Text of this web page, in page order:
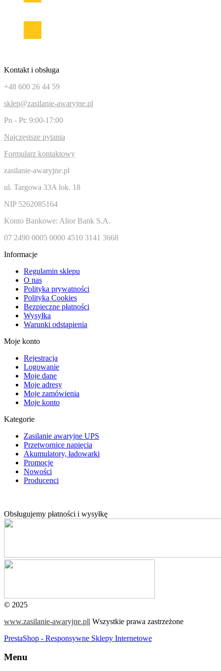
Kontakt i obsługa
+48 600 26 44 59
sklep@zasilanie-awaryjne.pl
Pn - Pt: 9:00-17:00
Najczęstsze pytania
Formularz kontaktowy
zasilanie-awaryjne.pl
ul. Targowa 33A lok. 18
NIP 5262085164
Konto Bankowe: Alior Bank S.A.
07 2490 0005 0000 4510 3141 3668
Informacje
Regulamin sklepu
O nas
Polityka prywatności
Polityka Cookies
Bezpieczne płatności
Wysyłka
Warunki odstąpienia
Moje konto
Rejestracja
Logowanie
Moje dane
Moje adresy
Moje zamówienia
Moje konto
Kategorie
Zasilanie awaryjne UPS
Przetwornice napięcia
Akumulatory, ładowarki
Promocje
Nowości
Producenci
Obsługujemy płatności i wysyłkę
© 2025
www.zasilanie-awaryjne.pl| Wszystkie prawa zastrzeżone
PrestaShop - Responsywne Sklepy Internetowe
Menu